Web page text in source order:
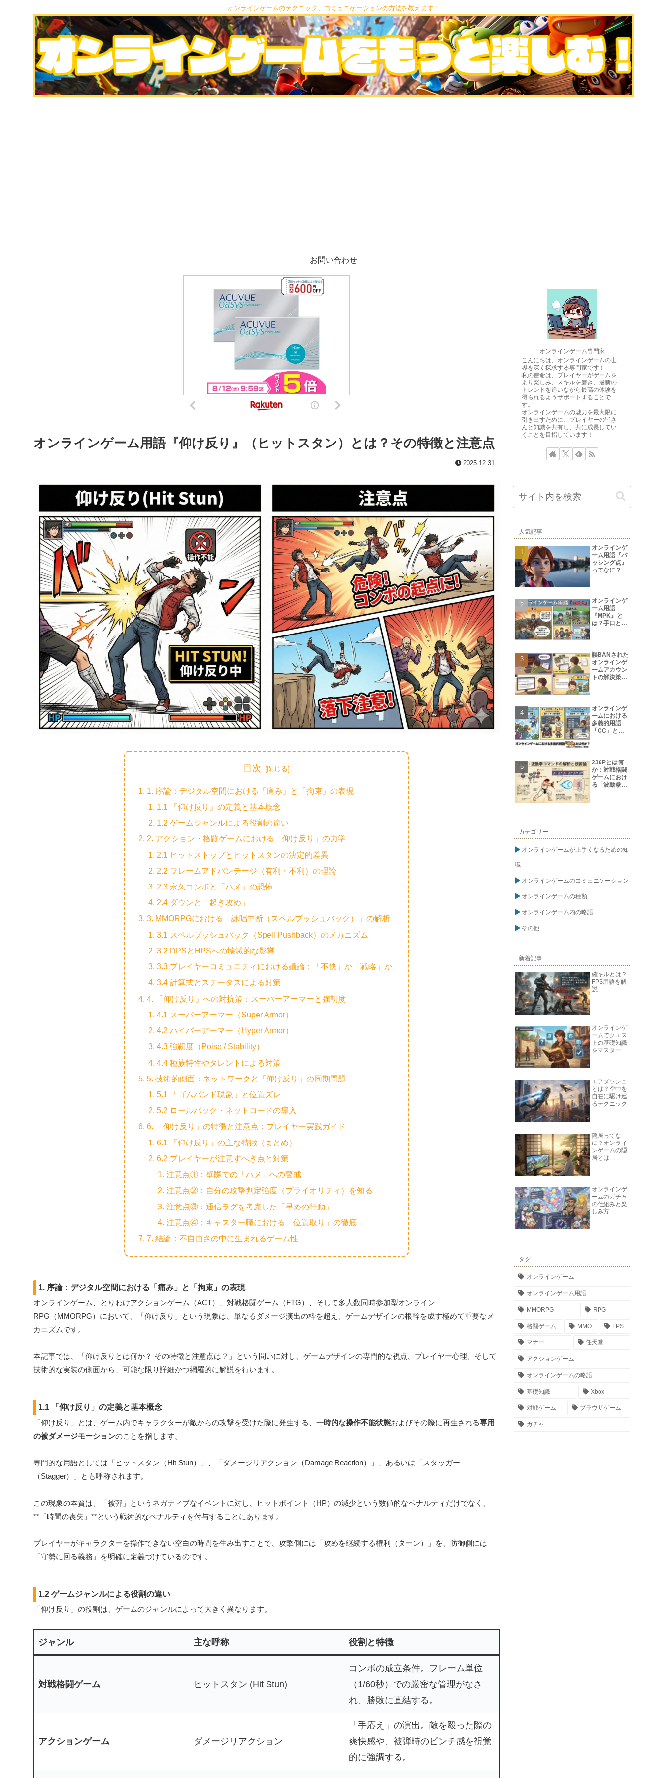
オンラインゲームのテクニック、コミュニケーションの方法を教えます！
お問い合わせ
オンラインゲーム用語『仰け反り』（ヒットスタン）とは？その特徴と注意点
2025.12.31
目次
1. 序論：デジタル空間における「痛み」と「拘束」の表現
1.1 「仰け反り」の定義と基本概念
1.2 ゲームジャンルによる役割の違い
2. アクション・格闘ゲームにおける「仰け反り」の力学
2.1 ヒットストップとヒットスタンの決定的差異
2.2 フレームアドバンテージ（有利・不利）の理論
2.3 永久コンボと「ハメ」の恐怖
2.4 ダウンと「起き攻め」
3. MMORPGにおける「詠唱中断（スペルプッシュバック）」の解析
3.1 スペルプッシュバック（Spell Pushback）のメカニズム
3.2 DPSとHPSへの壊滅的な影響
3.3 プレイヤーコミュニティにおける議論：「不快」か「戦略」か
3.4 計算式とステータスによる対策
4. 「仰け反り」への対抗策：スーパーアーマーと強靭度
4.1 スーパーアーマー（Super Armor）
4.2 ハイパーアーマー（Hyper Armor）
4.3 強靭度（Poise / Stability）
4.4 種族特性やタレントによる対策
5. 技術的側面：ネットワークと「仰け反り」の同期問題
5.1 「ゴムバンド現象」と位置ズレ
5.2 ロールバック・ネットコードの導入
6. 「仰け反り」の特徴と注意点：プレイヤー実践ガイド
6.1 「仰け反り」の主な特徴（まとめ）
6.2 プレイヤーが注意すべき点と対策
注意点①：壁際での「ハメ」への警戒
注意点②：自分の攻撃判定強度（プライオリティ）を知る
注意点③：通信ラグを考慮した「早めの行動」
注意点④：キャスター職における「位置取り」の徹底
7. 結論：不自由さの中に生まれるゲーム性
1. 序論：デジタル空間における「痛み」と「拘束」の表現
オンラインゲーム、とりわけアクションゲーム（ACT）、対戦格闘ゲーム（FTG）、そして多人数同時参加型オンライン
RPG（MMORPG）において、「仰け反り」という現象は、単なるダメージ演出の枠を超え、ゲームデザインの根幹を成す極めて重要なメ
カニズムです。
本記事では、「仰け反りとは何か？ その特徴と注意点は？」という問いに対し、ゲームデザインの専門的な視点、プレイヤー心理、そして
技術的な実装の側面から、可能な限り詳細かつ網羅的に解説を行います。
1.1 「仰け反り」の定義と基本概念
「仰け反り」とは、ゲーム内でキャラクターが敵からの攻撃を受けた際に発生する、 一時的な操作不能状態およびその際に再生される専用
の被ダメージモーションのことを指します。
専門的な用語としては「ヒットスタン（Hit Stun）」、「ダメージリアクション（Damage Reaction）」、あるいは「スタッガー
（Stagger）」とも呼称されます。
この現象の本質は、「被弾」というネガティブなイベントに対し、ヒットポイント（HP）の減少という数値的なペナルティだけでなく、
**「時間の喪失」**という戦術的なペナルティを付与することにあります。
プレイヤーがキャラクターを操作できない空白の時間を生み出すことで、攻撃側には「攻めを継続する権利（ターン）」を、防御側には
「守勢に回る義務」を明確に定義づけているのです。
1.2 ゲームジャンルによる役割の違い
「仰け反り」の役割は、ゲームのジャンルによって大きく異なります。
ジャンル 主な呼称 役割と特徴
対戦格闘ゲーム ヒットスタン (Hit Stun)
コンボの成立条件。フレーム単位
（1/60秒）での厳密な管理がなさ
れ、勝敗に直結する。
アクションゲーム ダメージリアクション
「手応え」の演出。敵を殴った際の
爽快感や、被弾時のピンチ感を視覚
的に強調する。
オンラインゲーム専門家
こんにちは、オンラインゲームの世
界を深く探求する専門家です！
私の使命は、プレイヤーがゲームを
より楽しみ、スキルを磨き、最新の
トレンドを追いながら最高の体験を
得られるようサポートすることで
す。
オンラインゲームの魅力を最大限に
引き出すために、プレイヤーの皆さ
んと知識を共有し、共に成長してい
くことを目指しています！
人気記事
オンラインゲ
ーム用語『パ
ッシング点』
ってなに？
オンラインゲ
ーム用語
『MPK』と
は？手口と回
誤BANされた
オンラインゲ
ームアカウン
トの解決策
オンラインゲ
ームにおける
多義的用語
「CC」とは
236Pとは何
か：対戦格闘
ゲームにおけ
る「波動拳コ
カテゴリー
オンラインゲームが上手くなるための知
識
オンラインゲームのコミュニケーション
オンラインゲームの種類
オンラインゲーム内の略語
その他
新着記事
確キルとは？
FPS用語を解
説
オンラインゲ
ームでクエス
トの基礎知識
をマスターし
エアダッシュ
とは？空中を
自在に駆け巡
るテクニック
隠居ってな
に？オンライ
ンゲームの隠
居とは
オンラインゲ
ームのガチャ
の仕組みと楽
しみ方
タグ
オンラインゲーム
オンラインゲーム用語
MMORPG RPG
格闘ゲーム MMO FPS
マナー 任天堂
アクションゲーム
オンラインゲームの略語
基礎知識 Xbox
対戦ゲーム ブラウザゲーム
ガチャ